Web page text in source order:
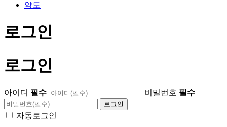
약도
로그인
로그인
아이디 필수 비밀번호 필수
자동로그인